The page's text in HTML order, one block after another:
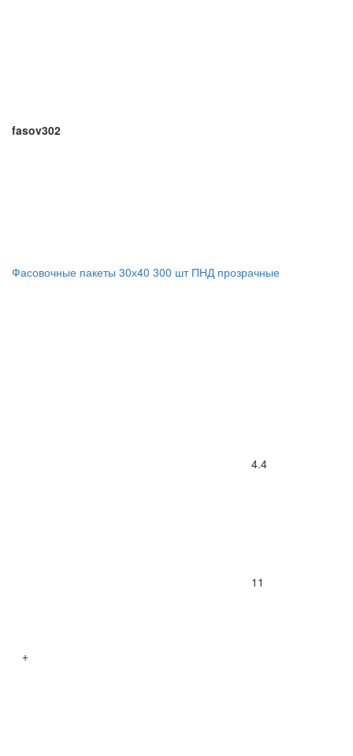
fasov302
Фасовочные пакеты 30х40 300 шт ПНД прозрачные
4.4
11
+